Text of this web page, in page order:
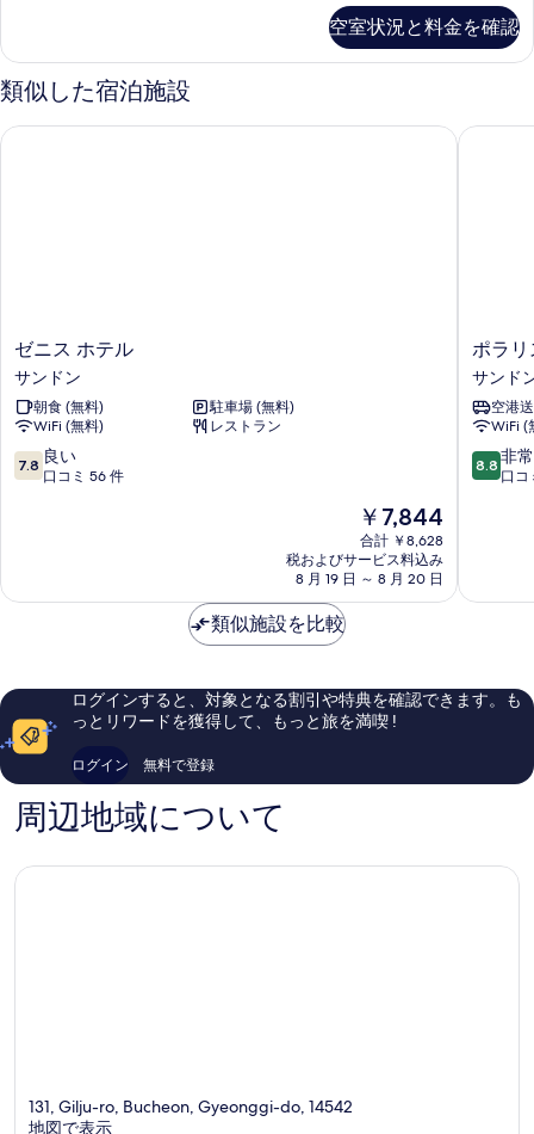
表
示
す
ー
ム
の
す
表
示
す
る
ス
ツ
イ
ル
空室状況と料金を確認
類似した宿泊施設
ゼ
ニ
ス
ホ
テ
ル
サ
ゼニス ホテル
サンドン
朝食 (無料)
駐車場 (無料)
WiFi (無料)
レストラン
10
段
口
件
の
口
ミ
7.8 良い
口コミ 56 件
現
在
の
料
金
￥7,844
合計 ￥8,628
税およびサービス料込み
8 月 19 日 ～ 8 月 20 日
ゼニス ホテル
ポ
ラ
リ
ス
ホ
テ
ル
ポラ
サンド
空港
WiFi (
10
段
に
コ
ミ
ミ
8.8 非
口コ
ポラリ
類似施設を比較
ログインすると、対象となる割引や特典を確認できます。も
っとリワードを獲得して、もっと旅を満喫 !
ログイン 無料で登録
周辺地域について
131, Gilju-ro, Bucheon, Gyeonggi-do, 14542
地図で表示